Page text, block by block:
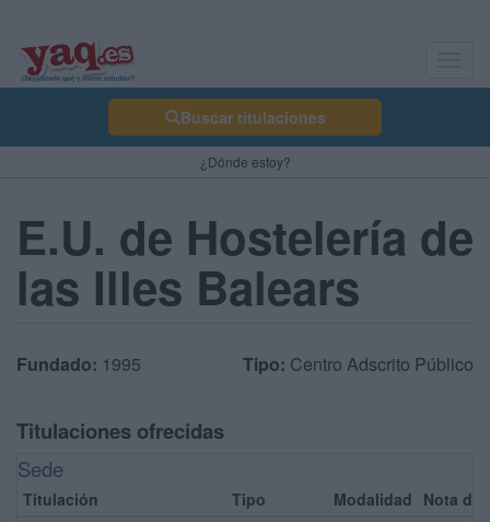
Buscar titulaciones
¿Dónde estoy?
E.U. de Hostelería de
las Illes Balears
Fundado: 1995 Tipo: Centro Adscrito Público
Titulaciones ofrecidas
Sede
Titulación Tipo Modalidad Nota de